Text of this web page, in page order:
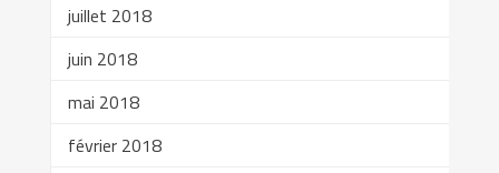
juillet 2018
juin 2018
mai 2018
février 2018